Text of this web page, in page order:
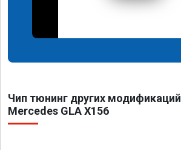
Чип тюнинг других модификаций
Mercedes GLA X156